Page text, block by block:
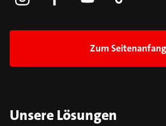
Zum Seitenanfang
Unsere Lösungen